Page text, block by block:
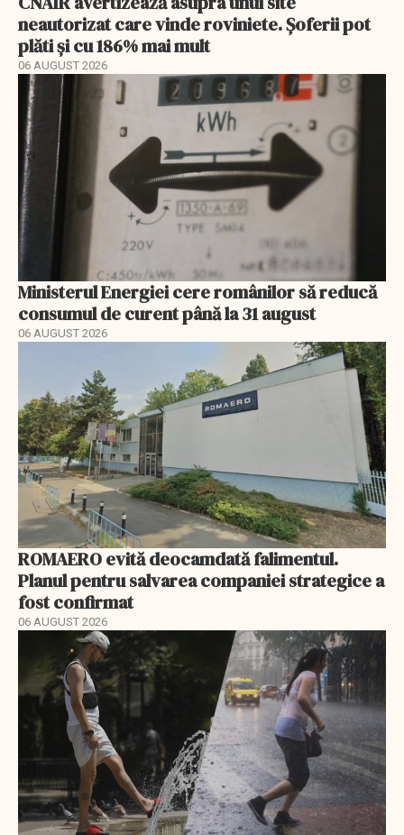
neautorizat care vinde roviniete. Șoferii pot
plăti și cu 186% mai mult
06 AUGUST 2026
Ministerul Energiei cere românilor să reducă
consumul de curent până la 31 august
06 AUGUST 2026
ROMAERO evită deocamdată falimentul.
Planul pentru salvarea companiei strategice a
fost confirmat
06 AUGUST 2026